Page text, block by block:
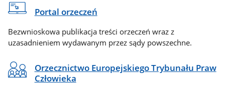
Portal orzeczeń
Bezwnioskowa publikacja treści orzeczeń wraz z
uzasadnieniem wydawanym przez sądy powszechne.
Orzecznictwo Europejskiego Trybunału Praw
Człowieka